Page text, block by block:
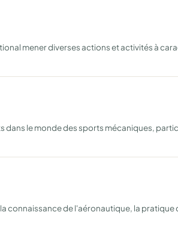
mener diverses actions et activités à
dans le monde des sports mécaniques,
connaissance de l'aéronautique, la pratique